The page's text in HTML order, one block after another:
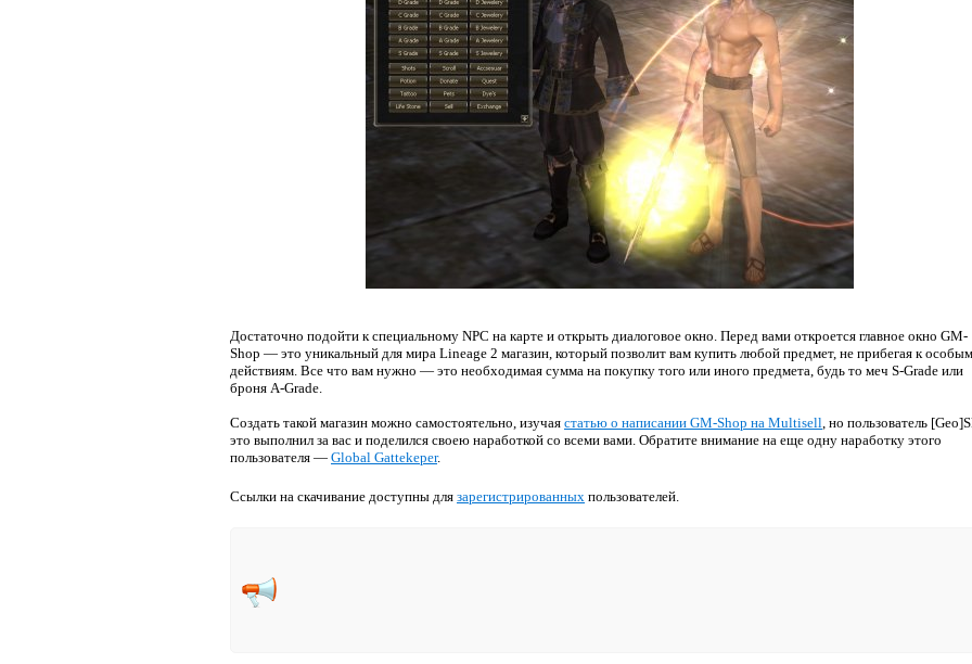
Достаточно подойти к специальному NPC на карте и открыть диалоговое окно. Перед вами откроется главное окно GM-
Shop — это уникальный для мира Lineage 2 магазин, который позволит вам купить любой предмет, не прибегая к особым
действиям. Все что вам нужно — это необходимая сумма на покупку того или иного предмета, будь то меч S-Grade или
броня A-Grade.
Создать такой магазин можно самостоятельно, изучая статью о написании GM-Shop на Multisell, но пользователь
это выполнил за вас и поделился своею наработкой со всеми вами. Обратите внимание на еще одну наработку этого
пользователя — Global Gattekeper.
Ссылки на скачивание доступны для зарегистрированных пользователей.